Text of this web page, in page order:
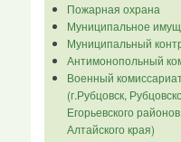
Пожарная охрана
Муниципальное
Муниципальный
Антимонопольный
Военный
(г.Рубцовск,
Егорьевского районов
Алтайского края)